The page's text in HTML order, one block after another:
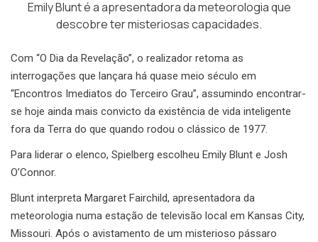
Emily Blunt é a apresentadora da meteorologia que
descobre ter misteriosas capacidades.
Com “O Dia da Revelação”, o realizador retoma as
interrogações que lançara há quase meio século em
“Encontros Imediatos do Terceiro Grau”, assumindo encontrar-
se hoje ainda mais convicto da existência de vida inteligente
fora da Terra do que quando rodou o clássico de 1977.
Para liderar o elenco, Spielberg escolheu Emily Blunt e Josh
O’Connor.
Blunt interpreta Margaret Fairchild, apresentadora da
meteorologia numa estação de televisão local em Kansas City,
Missouri. Após o avistamento de um misterioso pássaro